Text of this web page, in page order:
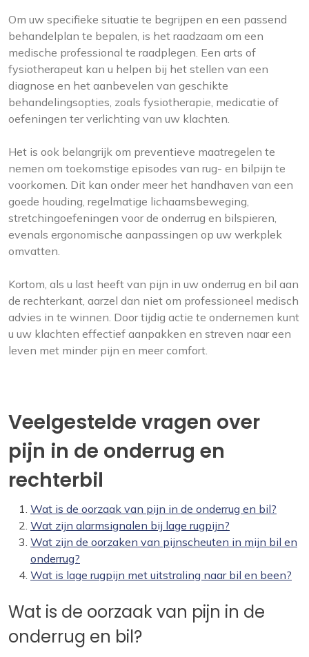
Om uw specifieke situatie te begrijpen en een passend
behandelplan te bepalen, is het raadzaam om een
medische professional te raadplegen. Een arts of
fysiotherapeut kan u helpen bij het stellen van een
diagnose en het aanbevelen van geschikte
behandelingsopties, zoals fysiotherapie, medicatie of
oefeningen ter verlichting van uw klachten.
Het is ook belangrijk om preventieve maatregelen te
nemen om toekomstige episodes van rug- en bilpijn te
voorkomen. Dit kan onder meer het handhaven van een
goede houding, regelmatige lichaamsbeweging,
stretchingoefeningen voor de onderrug en bilspieren,
evenals ergonomische aanpassingen op uw werkplek
omvatten.
Kortom, als u last heeft van pijn in uw onderrug en bil aan
de rechterkant, aarzel dan niet om professioneel medisch
advies in te winnen. Door tijdig actie te ondernemen kunt
u uw klachten effectief aanpakken en streven naar een
leven met minder pijn en meer comfort.
Veelgestelde vragen over
pijn in de onderrug en
rechterbil
Wat is de oorzaak van pijn in de onderrug en bil?
Wat zijn alarmsignalen bij lage rugpijn?
Wat zijn de oorzaken van pijnscheuten in mijn bil en
onderrug?
Wat is lage rugpijn met uitstraling naar bil en been?
Wat is de oorzaak van pijn in de
onderrug en bil?